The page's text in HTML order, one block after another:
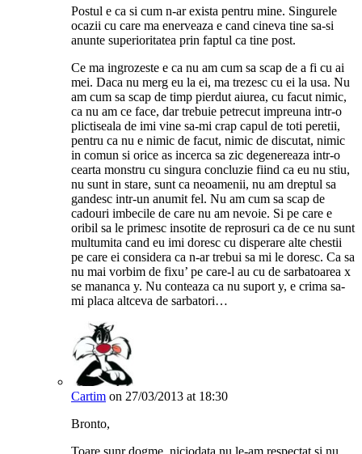
Postul e ca si cum n-ar exista pentru mine. Singurele
ocazii cu care ma enerveaza e cand cineva tine sa-si
anunte superioritatea prin faptul ca tine post.
Ce ma ingrozeste e ca nu am cum sa scap de a fi cu ai
mei. Daca nu merg eu la ei, ma trezesc cu ei la usa. Nu
am cum sa scap de timp pierdut aiurea, cu facut nimic,
ca nu am ce face, dar trebuie petrecut impreuna intr-o
plictiseala de imi vine sa-mi crap capul de toti peretii,
pentru ca nu e nimic de facut, nimic de discutat, nimic
in comun si orice as incerca sa zic degenereaza intr-o
cearta monstru cu singura concluzie fiind ca eu nu stiu,
nu sunt in stare, sunt ca neoamenii, nu am dreptul sa
gandesc intr-un anumit fel. Nu am cum sa scap de
cadouri imbecile de care nu am nevoie. Si pe care e
oribil sa le primesc insotite de reprosuri ca de ce nu sunt
multumita cand eu imi doresc cu disperare alte chestii
pe care ei considera ca n-ar trebui sa mi le doresc. Ca sa
nu mai vorbim de fixu’ pe care-l au cu de sarbatoarea x
se mananca y. Nu conteaza ca nu suport y, e crima sa-
mi placa altceva de sarbatori…
Cartim on 27/03/2013 at 18:30
Bronto,
Toare sunr dogme, niciodata nu le-am respectat si nu